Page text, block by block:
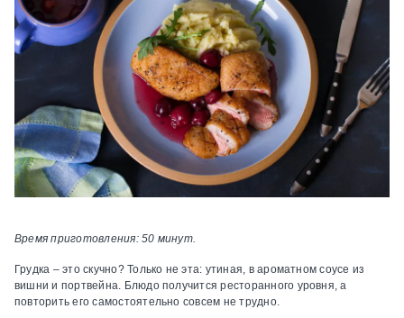
Время приготовления: 50 минут.
Грудка – это скучно? Только не эта: утиная, в ароматном соусе из
вишни и портвейна. Блюдо получится ресторанного уровня, а
повторить его самостоятельно совсем не трудно.